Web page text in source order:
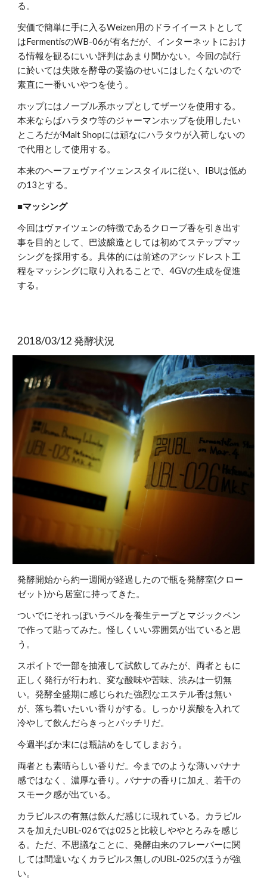
る。
安価で簡単に手に入るWeizen用のドライイーストとして
はFermentisのWB-06が有名だが、インターネットにおけ
る情報を観るにいい評判はあまり聞かない。今回の試行
に於いては失敗を酵母の妥協のせいにはしたくないので
素直に一番いいやつを使う。
ホップにはノーブル系ホップとしてザーツを使用する。
本来ならばハラタウ等のジャーマンホップを使用したい
ところだがMalt Shopには頑なにハラタウが入荷しないの
で代用として使用する。
本来のヘーフェヴァイツェンスタイルに従い、IBUは低め
の13とする。
■マッシング
今回はヴァイツェンの特徴であるクローブ香を引き出す
事を目的として、巴波醸造としては初めてステップマッ
シングを採用する。具体的には前述のアシッドレスト工
程をマッシングに取り入れることで、4GVの生成を促進
する。
2018/03/12 発酵状況
発酵開始から約一週間が経過したので瓶を発酵室(クロー
ゼット)から居室に持ってきた。
ついでにそれっぽいラベルを養生テープとマジックペン
で作って貼ってみた。怪しくいい雰囲気が出ていると思
う。
スポイトで一部を抽液して試飲してみたが、両者ともに
正しく発行が行われ、変な酸味や苦味、渋みは一切無
い。発酵全盛期に感じられた強烈なエステル香は無い
が、落ち着いたいい香りがする。しっかり炭酸を入れて
冷やして飲んだらきっとバッチリだ。
今週半ばか末には瓶詰めをしてしまおう。
両者とも素晴らしい香りだ。今までのような薄いバナナ
感ではなく、濃厚な香り。バナナの香りに加え、若干の
スモーク感が出ている。
カラピルスの有無は飲んだ感じに現れている。カラピル
スを加えたUBL-026では025と比較しややとろみを感じ
る。ただ、不思議なことに、発酵由来のフレーバーに関
しては間違いなくカラピルス無しのUBL-025のほうが強
い。